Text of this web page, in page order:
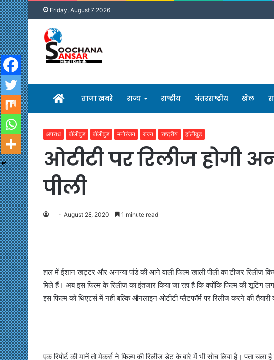
Friday, August 7 2026
होम ताजा खबरे राज्य राष्ट्रीय अंतरराष्ट्रीय खेल
अपराध बॉलीवुड बॉलीवुड मनोरंजन राज्य राष्ट्रीय हॉलीवुड
ओटीटी पर रिलीज होगी
पीली
August 28, 2020 1 minute read
हाल में ईशान खट्टर और अनन्या पांडे की आने वाली फिल्म खाली पीली का टीजर रिलीज
मिले हैं। अब इस फिल्म के रिलीज का इंतजार किया जा रहा है कि क्योंकि फिल्म की शूटिंग
इस फिल्म को थिएटर्स में नहीं बल्कि ऑनलाइन ओटीटी प्लैटफॉर्म पर रिलीज करने की तैयारी
एक रिपोर्ट की मानें तो मेकर्स ने फिल्म की रिलीज डेट के बारे में भी सोच लिया है। पता चला